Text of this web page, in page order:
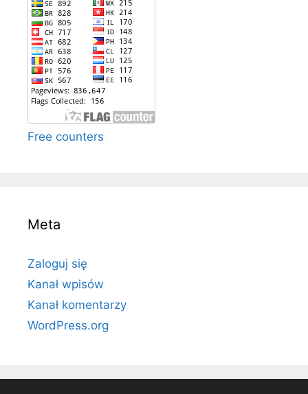
Free counters
Meta
Zaloguj się
Kanał wpisów
Kanał komentarzy
WordPress.org